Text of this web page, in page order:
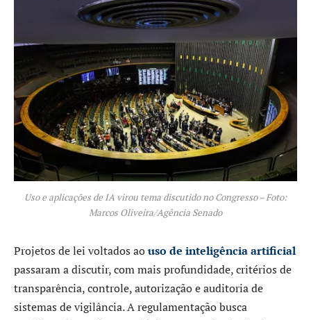
Uso e aplicações de IA virou tema discutido no Congresso – Foto:
Marcos Oliveira/Agência Senado
Projetos de lei voltados aouso de inteligência artificial
passaram a discutir, com mais profundidade, critérios de
transparência, controle, autorização e auditoria de
sistemas de vigilância. A regulamentação busca